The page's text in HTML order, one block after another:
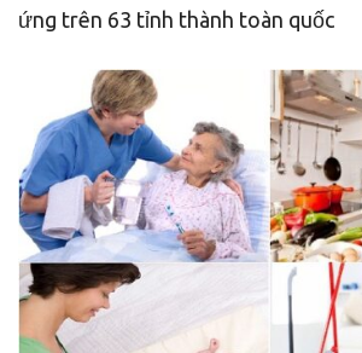
ứng trên 63 tỉnh thành toàn quốc